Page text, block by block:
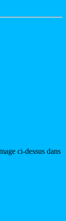
ci-dessus dans